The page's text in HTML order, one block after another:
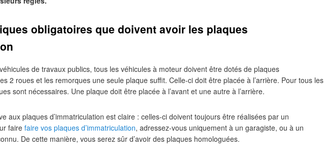
obligatoires que doivent avoir les plaques
de travaux publics, tous les véhicules à moteur doivent être dotés de plaques
2 roues et les remorques une seule plaque suffit. Celle-ci doit être placée à l’arrière. Pour tous les
sont nécessaires. Une plaque doit être placée à l’avant et une autre à l’arrière.
aux plaques d’immatriculation est claire : celles-ci doivent toujours être réalisées par un
faire faire vos plaques d’immatriculation, adressez-vous uniquement à un garagiste, ou à un
De cette manière, vous serez sûr d’avoir des plaques homologuées.